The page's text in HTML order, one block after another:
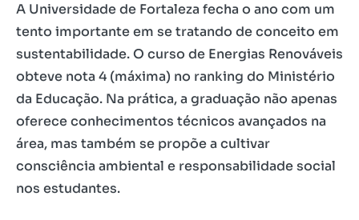
A Universidade de Fortaleza fecha o ano com um
tento importante em se tratando de conceito em
sustentabilidade. O curso de Energias Renováveis
obteve nota 4 (máxima) no ranking do Ministério
da Educação. Na prática, a graduação não apenas
oferece conhecimentos técnicos avançados na
área, mas também se propõe a cultivar
consciência ambiental e responsabilidade social
nos estudantes.